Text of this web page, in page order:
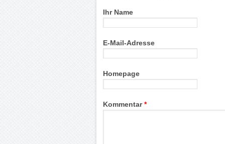
Ihr Name
E-Mail-Adresse
Homepage
Kommentar*